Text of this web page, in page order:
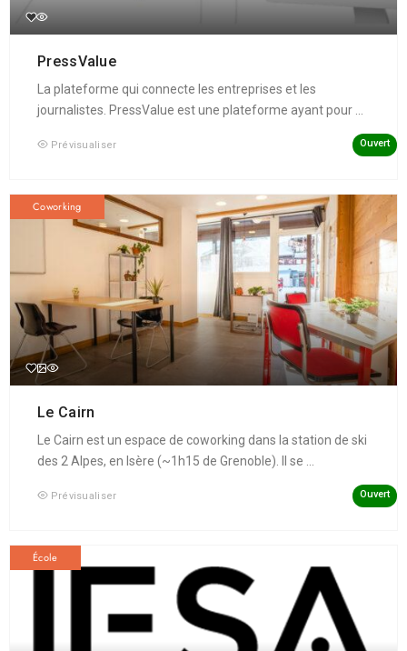
PressValue
La plateforme qui connecte les entreprises et les
journalistes. PressValue est une plateforme ayant pour ...
Prévisualiser Ouvert
Coworking
Le Cairn
Le Cairn est un espace de coworking dans la station de ski
des 2 Alpes, en Isère (~1h15 de Grenoble). Il se ...
Prévisualiser Ouvert
École